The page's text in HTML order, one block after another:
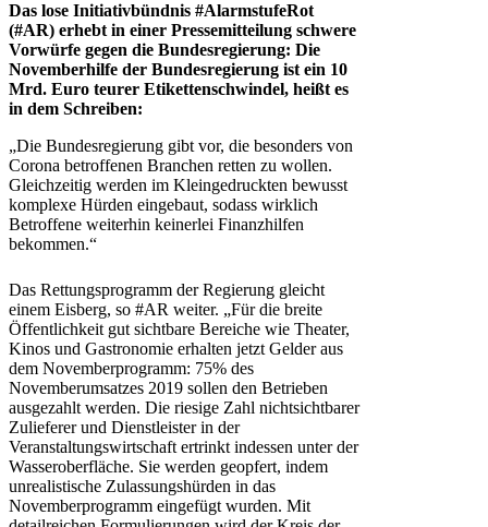
Das lose Initiativbündnis #AlarmstufeRot
(#AR) erhebt in einer Pressemitteilung schwere
Vorwürfe gegen die Bundesregierung: Die
Novemberhilfe der Bundesregierung ist ein 10
Mrd. Euro teurer Etikettenschwindel, heißt es
in dem Schreiben:
„Die Bundesregierung gibt vor, die besonders von
Corona betroffenen Branchen retten zu wollen.
Gleichzeitig werden im Kleingedruckten bewusst
komplexe Hürden eingebaut, sodass wirklich
Betroffene weiterhin keinerlei Finanzhilfen
bekommen.“
Das Rettungsprogramm der Regierung gleicht
einem Eisberg, so #AR weiter. „Für die breite
Öffentlichkeit gut sichtbare Bereiche wie Theater,
Kinos und Gastronomie erhalten jetzt Gelder aus
dem Novemberprogramm: 75% des
Novemberumsatzes 2019 sollen den Betrieben
ausgezahlt werden. Die riesige Zahl nichtsichtbarer
Zulieferer und Dienstleister in der
Veranstaltungswirtschaft ertrinkt indessen unter der
Wasseroberfläche. Sie werden geopfert, indem
unrealistische Zulassungshürden in das
Novemberprogramm eingefügt wurden. Mit